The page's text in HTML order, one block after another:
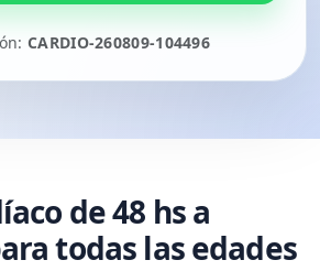
CARDIO-260809-104496
de 48 hs a
todas las edades